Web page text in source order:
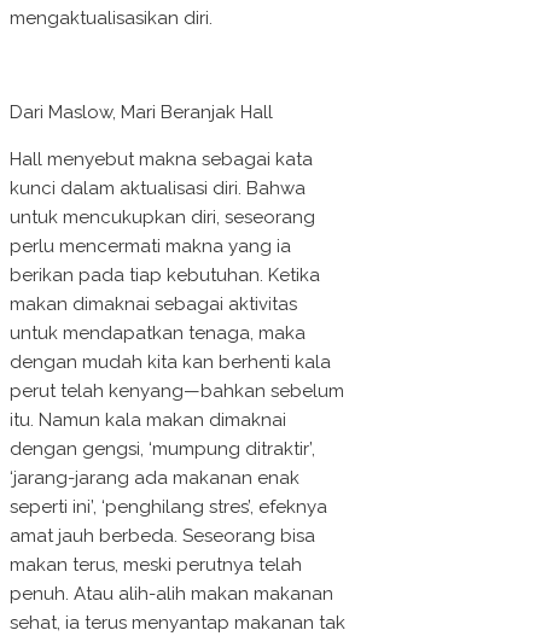
mengaktualisasikan diri.
Dari Maslow, Mari Beranjak Hall
Hall menyebut makna sebagai kata
kunci dalam aktualisasi diri. Bahwa
untuk mencukupkan diri, seseorang
perlu mencermati makna yang ia
berikan pada tiap kebutuhan. Ketika
makan dimaknai sebagai aktivitas
untuk mendapatkan tenaga, maka
dengan mudah kita kan berhenti kala
perut telah kenyang—bahkan sebelum
itu. Namun kala makan dimaknai
dengan gengsi, ‘mumpung ditraktir’,
‘jarang-jarang ada makanan enak
seperti ini’, ‘penghilang stres’, efeknya
amat jauh berbeda. Seseorang bisa
makan terus, meski perutnya telah
penuh. Atau alih-alih makan makanan
sehat, ia terus menyantap makanan tak